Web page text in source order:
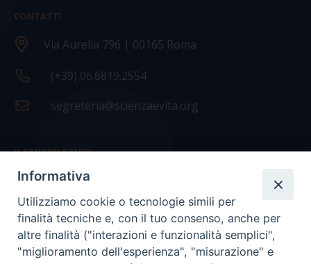
CONTATTI
Via Aurelia 796 | 00165 Roma
(+39) 06.6819.2554
segreteria@scienzaevita.org
IL CENTRO STUDI
La nostra storia
Statuto
Presidenza e ufficio presidenza
Consiglio scientifico
Informativa
Utilizziamo cookie o tecnologie simili per
finalità tecniche e, con il tuo consenso, anche per
altre finalità ("interazioni e funzionalità semplici",
"miglioramento dell'esperienza", "misurazione" e